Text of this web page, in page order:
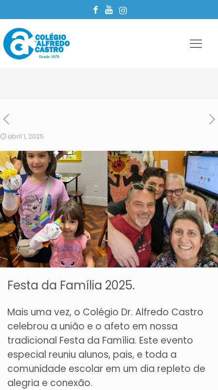
abril 1, 2025
Festa da Família 2025.
Mais uma vez, o Colégio Dr. Alfredo Castro
celebrou a união e o afeto em nossa
tradicional Festa da Família. Este evento
especial reuniu alunos, pais, e toda a
comunidade escolar em um dia repleto de
alegria e conexão.